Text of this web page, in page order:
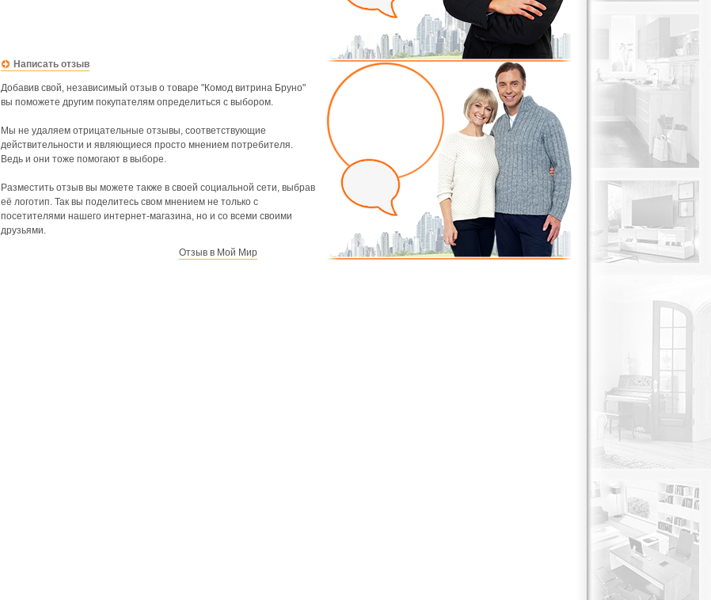
Написать отзыв
Добавив свой, независимый отзыв о товаре "Комод витрина Бруно"
вы поможете другим покупателям определиться с выбором.
Мы не удаляем отрицательные отзывы, соответствующие
действительности и являющиеся просто мнением потребителя.
Ведь и они тоже помогают в выборе.
Разместить отзыв вы можете также в своей социальной сети, выбрав
её логотип. Так вы поделитесь свом мнением не только с
посетителями нашего интернет-магазина, но и со всеми своими
друзьями.
Отзыв в Мой Мир